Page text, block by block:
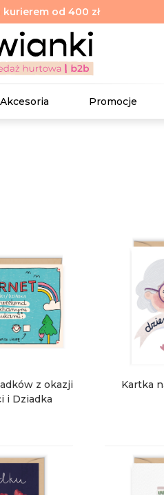
od 400 zł
Akcesoria Promocje
z okazji
i Dziadka
Kartka